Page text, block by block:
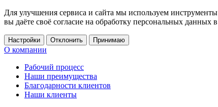
Для улучшения сервиса и сайта мы используем
вы даёте своё согласие на обработку персональных данных
Настройки Отклонить Принимаю
О компании
Рабочий процесс
Наши преимущества
Благодарности клиентов
Наши клиенты